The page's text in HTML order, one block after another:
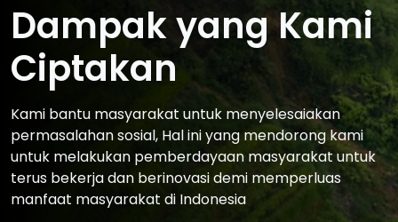
Dampak yang Kami
Ciptakan
Kami bantu masyarakat untuk menyelesaiakan
permasalahan sosial, Hal ini yang mendorong kami
untuk melakukan pemberdayaan masyarakat untuk
terus bekerja dan berinovasi demi memperluas
manfaat masyarakat di Indonesia